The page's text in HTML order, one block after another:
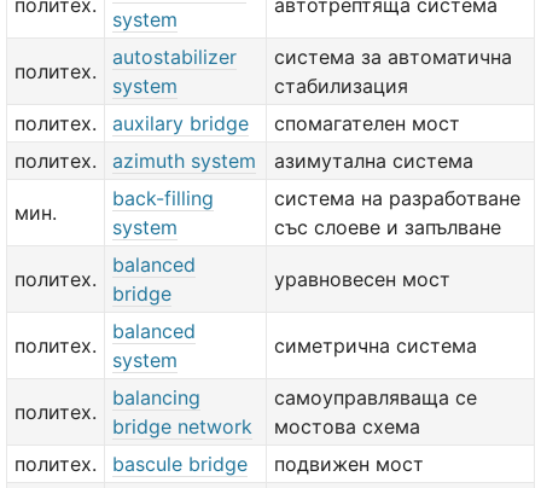
политех.
system
автотрептяща система
политех.
autostabilizer
system
система за автоматична
стабилизация
политех.
auxilary bridge
спомагателен мост
политех.
azimuth system азимутална система
мин.
back-filling
system
система на разработване
със слоеве и запълване
политех.
balanced
bridge
уравновесен мост
политех.
balanced
system
симетрична система
политех.
balancing
bridge network
самоуправляваща се
мостова схема
политех.
bascule bridge подвижен мост